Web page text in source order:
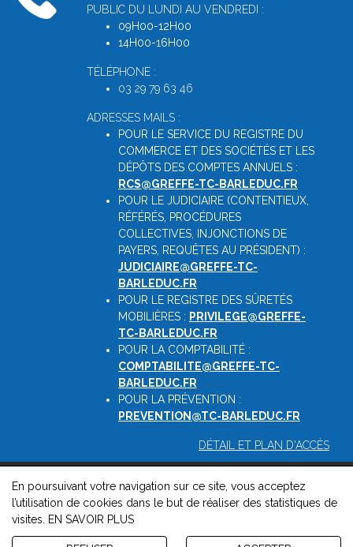
PUBLIC DU LUNDI AU VENDREDI :
09H00-12H00
14H00-16H00
TÉLÉPHONE :
03 29 79 63 46
ADRESSES MAILS :
POUR LE SERVICE DU REGISTRE DU
COMMERCE ET DES SOCIÉTÉS ET LES
DÉPÔTS DES COMPTES ANNUELS :
RCS@GREFFE-TC-BARLEDUC.FR
POUR LE JUDICIAIRE (CONTENTIEUX,
RÉFÉRÉS, PROCÉDURES
COLLECTIVES, INJONCTIONS DE
PAYERS, REQUÊTES AU PRÉSIDENT) :
JUDICIAIRE@GREFFE-TC-
BARLEDUC.FR
POUR LE REGISTRE DES SÛRETÉS
MOBILIÈRES : PRIVILEGE@GREFFE-
TC-BARLEDUC.FR
POUR LA COMPTABILITÉ :
COMPTABILITE@GREFFE-TC-
BARLEDUC.FR
POUR LA PRÉVENTION :
PREVENTION@TC-BARLEDUC.FR
DÉTAIL ET PLAN D'ACCÈS
© 2026, Greffe du Tribunal de Commerce de Barleduc -
Mentions légales-Contact -Gestion des cookies-Politique de
confidentialité et de cookies
Version : 1.8.1
En poursuivant votre navigation sur ce site, vous acceptez
l’utilisation de cookies dans le but de réaliser des statistiques de
visites.
EN SAVOIR PLUS